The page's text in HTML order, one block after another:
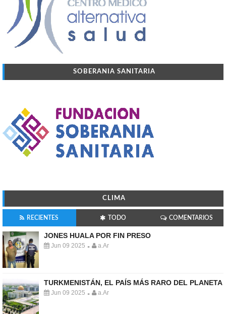
SOBERANIA SANITARIA
CLIMA
RECIENTES TODO COMENTARIOS
JONES HUALA POR FIN PRESO
Jun 09 2025 - a.Ar
TURKMENISTÁN, EL PAÍS MÁS RARO DEL PLANETA
Jun 09 2025 - a.Ar